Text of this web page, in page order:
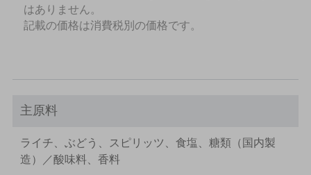
はありません。
記載の価格は消費税別の価格です。
主原料
ライチ、ぶどう、スピリッツ、食塩、糖類（国内製
造）／酸味料、香料